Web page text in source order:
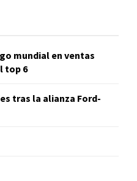
mundial en ventas
top 6
tras la alianza Ford-